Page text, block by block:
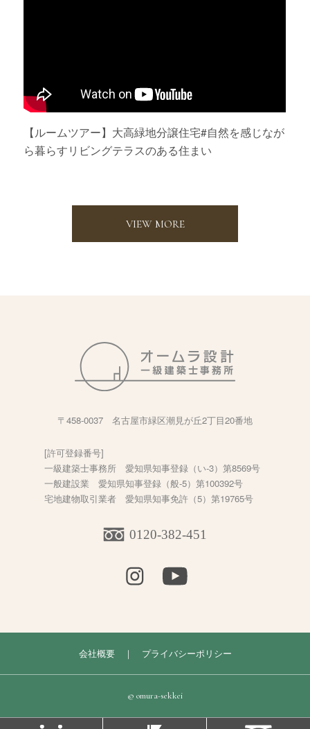
【ルームツアー】大高緑地分譲住宅#自然を感じなが
ら暮らすリビングテラスのある住まい
VIEW MORE
〒458-0037 名古屋市緑区潮見が丘2丁目20番地
[許可登録番号]
一級建築士事務所 愛知県知事登録（い-3）第8569号
一般建設業 愛知県知事登録（般-5）第100392号
宅地建物取引業者 愛知県知事免許（5）第19765号
0120-382-451
会社概要｜ プライバシーポリシー
© omura-sekkei